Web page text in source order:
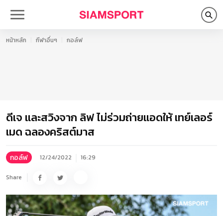
หน้าหลัก กีฬาอื่นๆ กอล์ฟ
ดีเจ และสวิงจาก ลิฟ ไม่ร่วมถ่ายแอดให้ เทย์เลอร์
เมด ฉลองคริสต์มาส
กอล์ฟ 12/24/2022 16:29
Share